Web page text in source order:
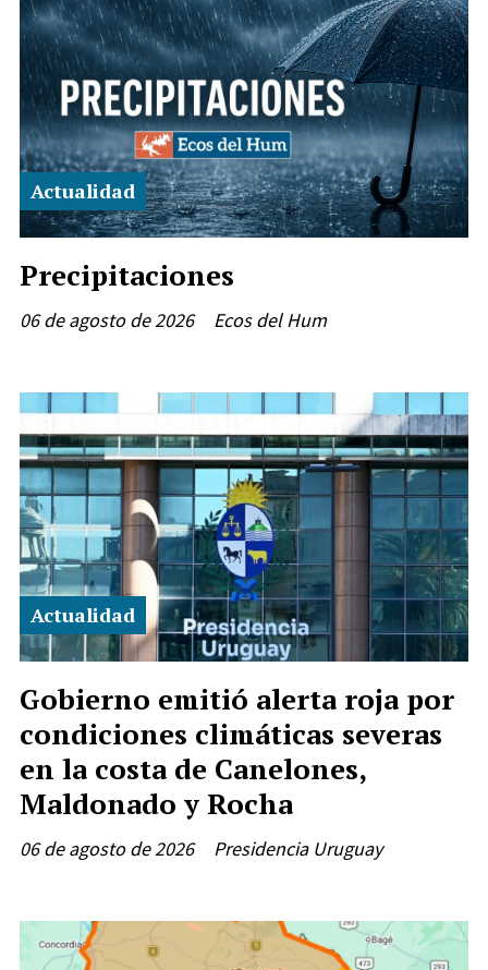
Precipitaciones
Ecos del Hum
Actualidad
06 de agosto de 2026
Gobierno emitió alerta roja por
condiciones climáticas severas
en la costa de Canelones,
Maldonado y Rocha
Presidencia Uruguay
Actualidad
06 de agosto de 2026